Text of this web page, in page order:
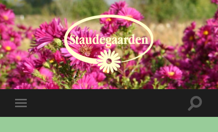
Staudegaarden
Toggle
mobile
Toggle